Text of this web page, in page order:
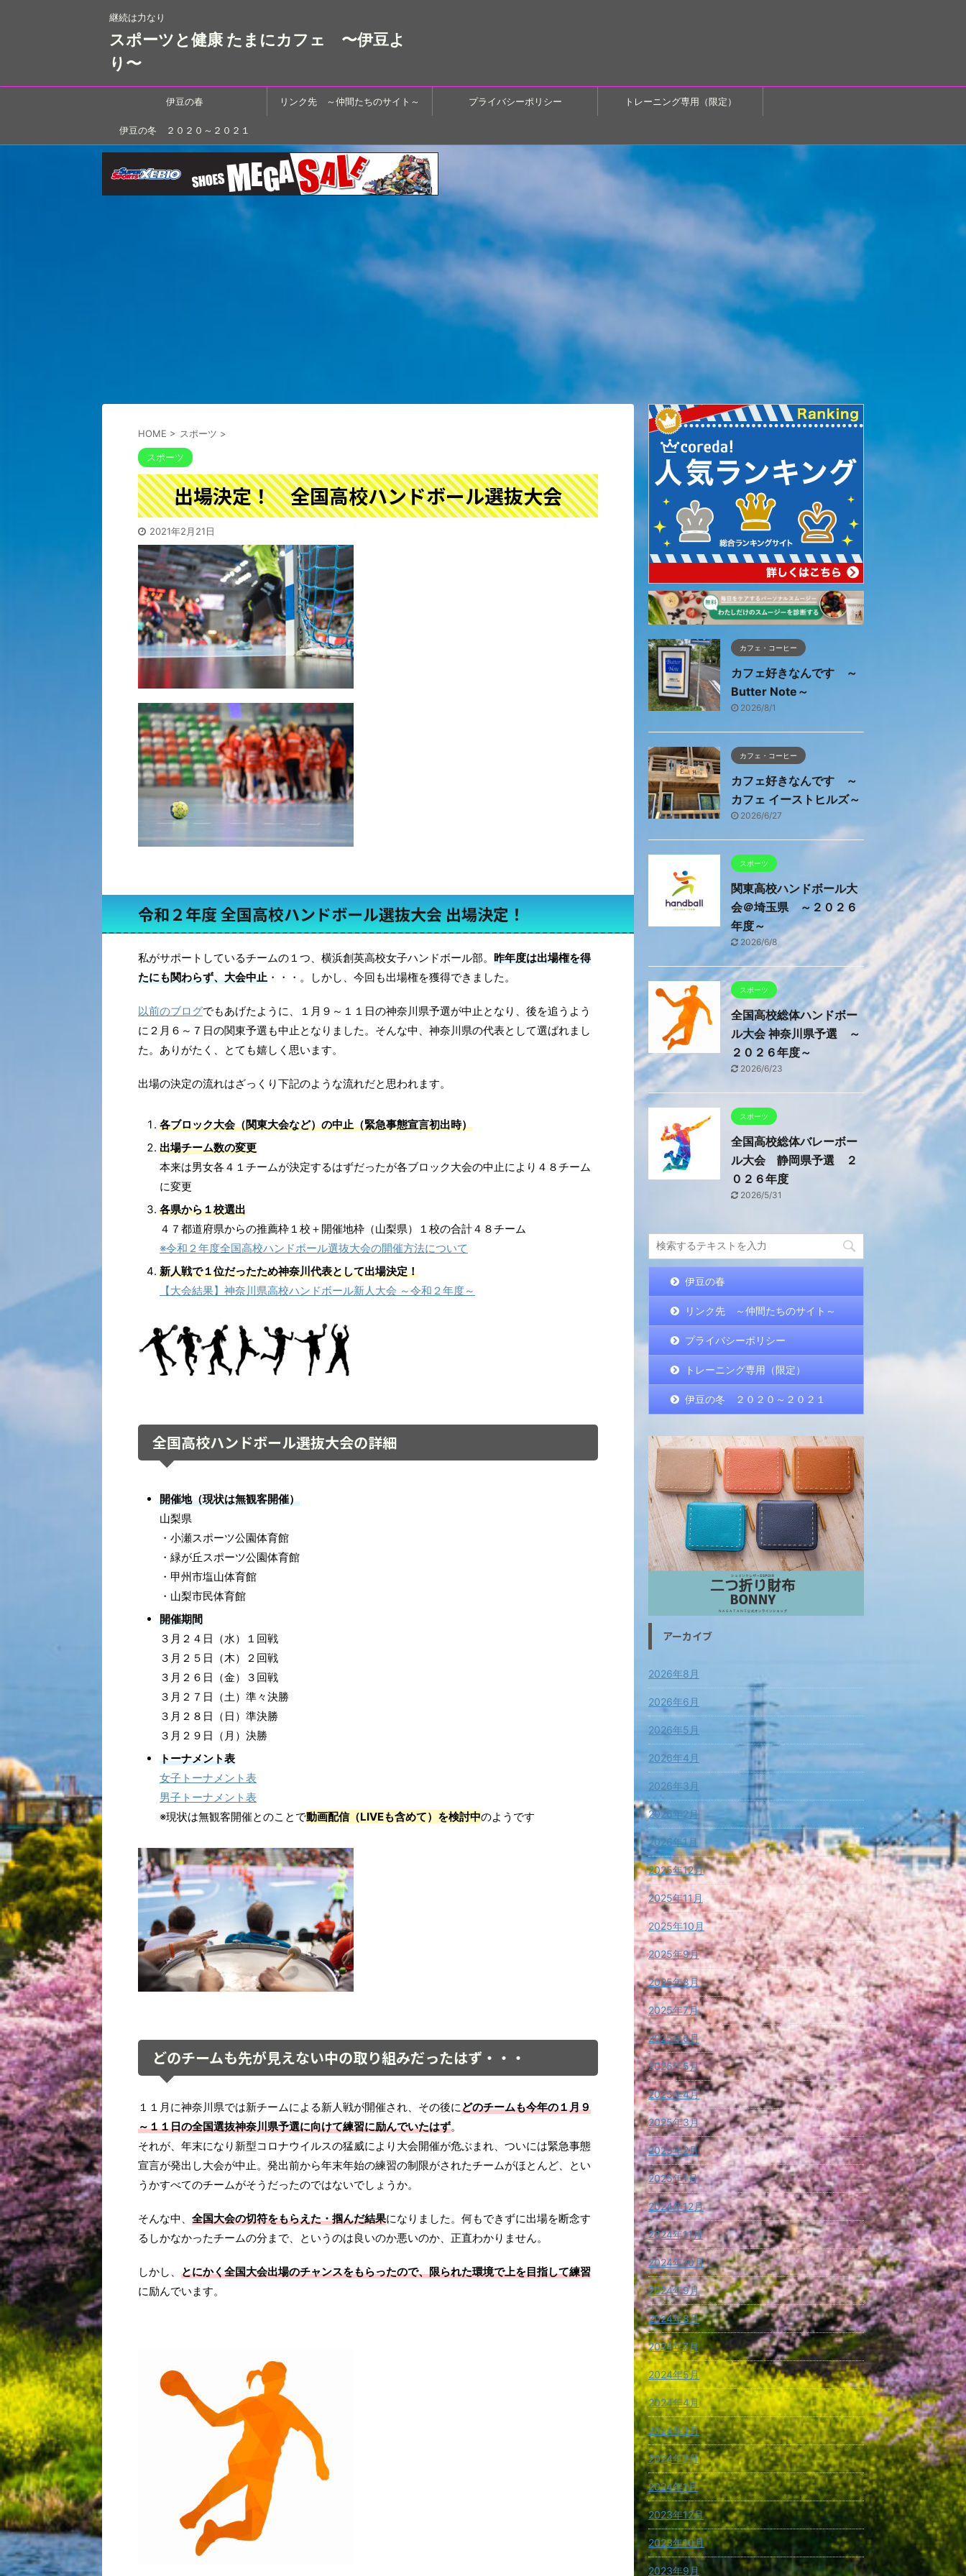
継続は力なり
スポーツと健康 たまにカフェ 〜伊豆よ
り〜
伊豆の春 リンク先 ～仲間たちのサイト～ プライバシーポリシー トレーニング専用（限定）
伊豆の冬 ２０２０～２０２１
HOME > スポーツ >
スポーツ
出場決定！ 全国高校ハンドボール選抜大会
2021年2月21日
令和２年度 全国高校ハンドボール選抜大会 出場決定！
私がサポートしているチームの１つ、横浜創英高校女子ハンドボール部。 昨年度は出場権を得
たにも関わらず、大会中止 ・・・。しかし、今回も出場権を獲得できました。
以前のブログでもあげたように、１月９～１１日の神奈川県予選が中止となり、後を追うよう
に２月６～７日の関東予選も中止となりました。そんな中、神奈川県の代表として選ばれまし
た。ありがたく、とても嬉しく思います。
出場の決定の流れはざっくり下記のような流れだと思われます。
各ブロック大会（関東大会など）の中止（緊急事態宣言初出時）
出場チーム数の変更
本来は男女各４１チームが決定するはずだったが各ブロック大会の中止により４８チーム
に変更
各県から１校選出
４７都道府県からの推薦枠１校＋開催地枠（山梨県）１校の合計４８チーム
※令和２年度全国高校ハンドボール選抜大会の開催方法について
新人戦で１位だったため神奈川代表として出場決定！
【大会結果】神奈川県高校ハンドボール新人大会 ～令和２年度～
全国高校ハンドボール選抜大会の詳細
開催地（現状は無観客開催）
山梨県
・小瀬スポーツ公園体育館
・緑が丘スポーツ公園体育館
・甲州市塩山体育館
・山梨市民体育館
開催期間
３月２４日（水）１回戦
３月２５日（木）２回戦
３月２６日（金）３回戦
３月２７日（土）準々決勝
３月２８日（日）準決勝
３月２９日（月）決勝
トーナメント表
女子トーナメント表
男子トーナメント表
※現状は無観客開催とのことで動画配信（LIVEも含めて）を検討中のようです
どのチームも先が見えない中の取り組みだったはず・・・
１１月に神奈川県では新チームによる新人戦が開催され、その後にどのチームも今年の１月９
～１１日の全国選抜神奈川県予選に向けて練習に励んでいたはず。
それが、年末になり新型コロナウイルスの猛威により大会開催が危ぶまれ、ついには緊急事態
宣言が発出し大会が中止。発出前から年末年始の練習の制限がされたチームがほとんど、とい
うかすべてのチームがそうだったのではないでしょうか。
そんな中、 全国大会の切符をもらえた・掴んだ結果になりました。何もできずに出場を断念す
るしかなかったチームの分まで、というのは良いのか悪いのか、正直わかりません。
しかし、 とにかく全国大会出場のチャンスをもらったので、限られた環境で上を目指して練習
に励んでいます。
カフェ・コーヒー
カフェ好きなんです ～
Butter Note～
2026/8/1
カフェ・コーヒー
カフェ好きなんです ～
カフェ イーストヒルズ～
2026/6/27
スポーツ
関東高校ハンドボール大
会＠埼玉県 ～２０２６
年度～
2026/6/8
スポーツ
全国高校総体ハンドボー
ル大会 神奈川県予選 ～
２０２６年度～
2026/6/23
スポーツ
全国高校総体バレーボー
ル大会 静岡県予選 ２
０２６年度
2026/5/31
伊豆の春
リンク先 ～仲間たちのサイト～
プライバシーポリシー
トレーニング専用（限定）
伊豆の冬 ２０２０～２０２１
アーカイブ
2026年8月
2026年6月
2026年5月
2026年4月
2026年3月
2026年2月
2026年1月
2025年12月
2025年11月
2025年10月
2025年9月
2025年8月
2025年7月
2025年6月
2025年5月
2025年4月
2025年3月
2025年2月
2025年1月
2024年12月
2024年11月
2024年10月
2024年9月
2024年8月
2024年7月
2024年5月
2024年4月
2024年3月
2024年2月
2024年1月
2023年12月
2023年10月
2023年9月